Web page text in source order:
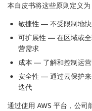
本白皮书将这些原则定义为
敏捷性 — 不受限制地
可扩展性 — 在区域或
营需求
成本 — 了解和控制运
安全性 — 通过云保护
迭代
通过使用 AWS 平台，公司